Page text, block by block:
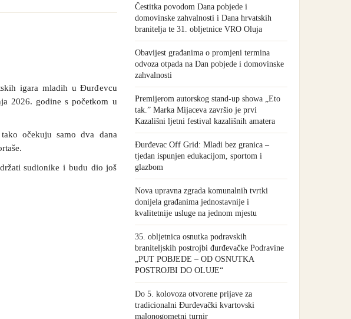
igara mladih u Đurđevcu
2026. godine s početkom u
očekuju samo dva dana
sudionike i budu dio još
Čestitka povodom Dana pobjede i
domovinske zahvalnosti i Dana hrvatskih
branitelja te 31. obljetnice VRO Oluja
Obavijest građanima o promjeni termina
odvoza otpada na Dan pobjede i domovinske
zahvalnosti
Premijerom autorskog stand-up showa „Eto
tak.” Marka Mijaceva završio je prvi
Kazališni ljetni festival kazališnih amatera
Đurđevac Off Grid: Mladi bez granica –
tjedan ispunjen edukacijom, sportom i
glazbom
Nova upravna zgrada komunalnih tvrtki
donijela građanima jednostavnije i
kvalitetnije usluge na jednom mjestu
35. obljetnica osnutka podravskih
braniteljskih postrojbi đurđevačke Podravine
„PUT POBJEDE – OD OSNUTKA
POSTROJBI DO OLUJE“
Do 5. kolovoza otvorene prijave za
tradicionalni Đurđevački kvartovski
malonogometni turnir